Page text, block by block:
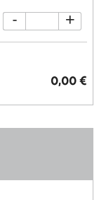
- +
0,00 €